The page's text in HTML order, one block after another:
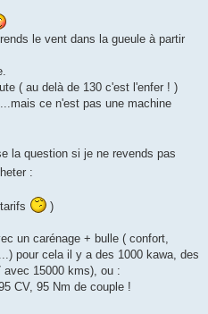
le vent dans la gueule à partir
( au delà de 130 c'est l'enfer ! )
ce n'est pas une machine
la question si je ne revends pas
:
)
un carénage + bulle ( confort,
pour cela il y a des 1000 kawa, des
avec 15000 kms), ou :
CV, 95 Nm de couple !